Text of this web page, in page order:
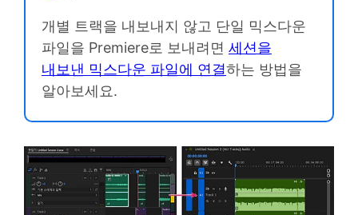
개별 트랙을 내보내지 않고 단일 믹스다운
파일을 Premiere로 보내려면 세션을
내보낸 믹스다운 파일에 연결하는 방법을
알아보세요.